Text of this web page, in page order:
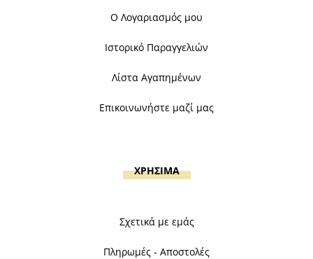
Ο Λογαριασμός μου
Ιστορικό Παραγγελιών
Λίστα Αγαπημένων
Επικοινωνήστε μαζί μας
ΧΡΗΣΙΜΑ
Σχετικά με εμάς
Πληρωμές - Αποστολές